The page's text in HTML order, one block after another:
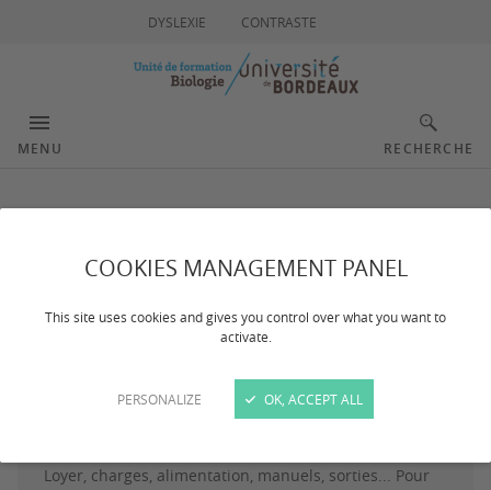
COOKIES MANAGEMENT PANEL
This site uses cookies and gives you control over what you want to
activate.
PERSONALIZE OK, ACCEPT ALL
DYSLEXIE CONTRASTE
MENU RECHERCHE
Dernière mise à jour :le 13/03/2026
Loyer, charges, alimentation, manuels, sorties... Pour